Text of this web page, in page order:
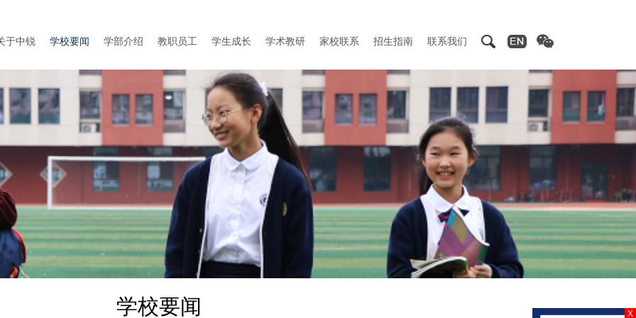
X
于中锐 学校要闻 学部介绍 教职员工 学生成长 学术教研 家校联系 招生指南 联系我们
学校要闻